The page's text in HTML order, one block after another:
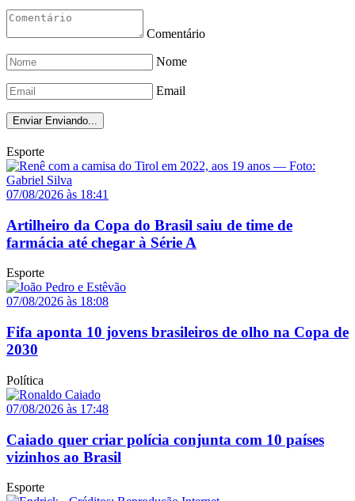
Comentário
Nome
Email
Enviar Enviando...
Esporte
07/08/2026 às 18:41
Artilheiro da Copa do Brasil saiu de time de
farmácia até chegar à Série A
Esporte
07/08/2026 às 18:08
Fifa aponta 10 jovens brasileiros de olho na Copa de
2030
Política
07/08/2026 às 17:48
Caiado quer criar polícia conjunta com 10 países
vizinhos ao Brasil
Esporte